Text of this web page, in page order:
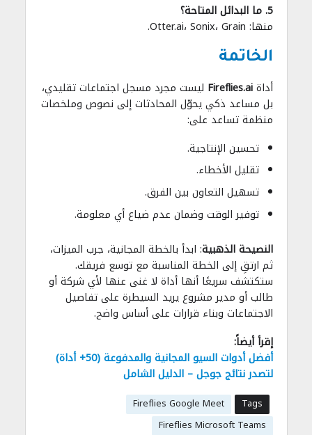
5. ما البدائل المتاحة؟
منها: Otter.ai، Sonix، Grain.
الخاتمة
أداةFireflies.ai ليست مجرد مسجل اجتماعات تقليدي،
بل مساعد ذكي يحوّل المحادثات إلى نصوص وملخصات
منظمة تساعد على:
تحسين الإنتاجية.
تقليل الأخطاء.
تسهيل التعاون بين الفرق.
توفير الوقت وضمان عدم ضياع أي معلومة.
النصيحة الذهبية: ابدأ بالخطة المجانية، جرب الميزات،
ثم ارتقِ إلى الخطة المناسبة مع توسع فريقك.
ستكتشف سريعًا أنها أداة لا غنى عنها لأي شركة أو
طالب أو مدير مشروع يريد السيطرة على تفاصيل
الاجتماعات وبناء قرارات على أساس واضح.
إقرأ أيضاً:
أفضل أدوات السيو المجانية والمدفوعة (50+ أداة)
لتصدر نتائج جوجل – الدليل الشامل
Tags
Fireflies Google Meet
Fireflies Microsoft Teams